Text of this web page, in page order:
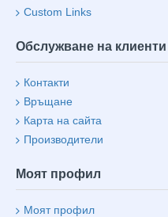
Custom Links
Обслужване на клиенти
Контакти
Връщане
Карта на сайта
Производители
Моят профил
Моят профил